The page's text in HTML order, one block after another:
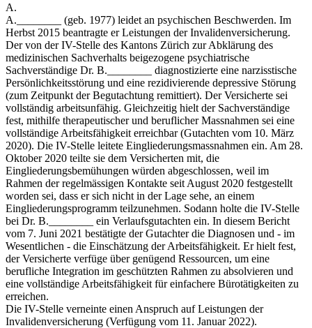
A.
A.________ (geb. 1977) leidet an psychischen Beschwerden. Im
Herbst 2015 beantragte er Leistungen der Invalidenversicherung.
Der von der IV-Stelle des Kantons Zürich zur Abklärung des
medizinischen Sachverhalts beigezogene psychiatrische
Sachverständige Dr. B.________ diagnostizierte eine narzisstische
Persönlichkeitsstörung und eine rezidivierende depressive Störung
(zum Zeitpunkt der Begutachtung remittiert). Der Versicherte sei
vollständig arbeitsunfähig. Gleichzeitig hielt der Sachverständige
fest, mithilfe therapeutischer und beruflicher Massnahmen sei eine
vollständige Arbeitsfähigkeit erreichbar (Gutachten vom 10. März
2020). Die IV-Stelle leitete Eingliederungsmassnahmen ein. Am 28.
Oktober 2020 teilte sie dem Versicherten mit, die
Eingliederungsbemühungen würden abgeschlossen, weil im
Rahmen der regelmässigen Kontakte seit August 2020 festgestellt
worden sei, dass er sich nicht in der Lage sehe, an einem
Eingliederungsprogramm teilzunehmen. Sodann holte die IV-Stelle
bei Dr. B.________ ein Verlaufsgutachten ein. In diesem Bericht
vom 7. Juni 2021 bestätigte der Gutachter die Diagnosen und - im
Wesentlichen - die Einschätzung der Arbeitsfähigkeit. Er hielt fest,
der Versicherte verfüge über genügend Ressourcen, um eine
berufliche Integration im geschützten Rahmen zu absolvieren und
eine vollständige Arbeitsfähigkeit für einfachere Bürotätigkeiten zu
erreichen.
Die IV-Stelle verneinte einen Anspruch auf Leistungen der
Invalidenversicherung (Verfügung vom 11. Januar 2022).